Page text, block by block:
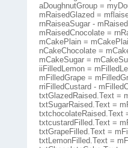
aDoughnutGroup =
mRaisedGlazed =
rnRaiseaSugar -
mRaisedCnocolate =
mCakePlain =
nCakeChocolate =
mCakeSugar =
iiFilledLemon =
mFilledGrape =
rriFilledCustard -
txtGlazedRaised.Text =
txtSugarRaised.Text =
txtchocolateRaised.Text
txtcustardFilled.Text =
txtGrapeFilled.Text =
txtLemonFilled.Text =